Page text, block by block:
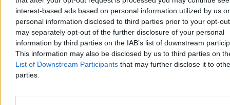
interest-based ads based on personal information utilized by us or
personal information disclosed to third parties prior to your opt-
may separately opt-out of the further disclosure of your personal
information by third parties on the IAB’s list of downstream
This information may also be disclosed by us to third parties on
List of Downstream Participants that may further disclose it to
parties.
Kto się boi małżeństwa dwóch mężczyzn (albo
małżeństwa dwóch kobiet)?
Komu szkodzi to, że państwo uzna więź, która już istnieje: prawną,
osobistą, rodzinną, życiową? Kogo i dlaczego boli to, że państwo
nazwie rzeczy po imieniu: małżeństwo – dwie osoby, wspólne
życie, wspólna odpowiedzialność? Kto właściwie boi się